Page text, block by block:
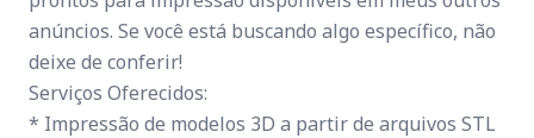
anúncios. Se você está buscando algo específico, não
deixe de conferir!
Serviços Oferecidos:
* Impressão de modelos 3D a partir de arquivos STL